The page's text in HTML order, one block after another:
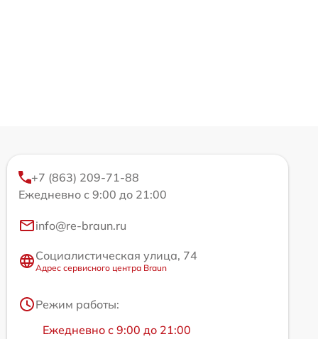
+7 (863) 209-71-88
Ежедневно с 9:00 до 21:00
info@re-braun.ru
Социалистическая улица, 74
Адрес сервисного центра Braun
Режим работы:
Ежедневно с 9:00 до 21:00